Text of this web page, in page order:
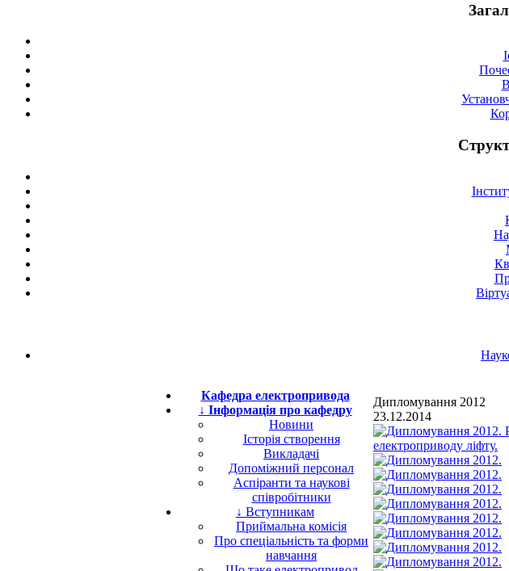
Кафедра електропривода
↓ Інформація про кафедру
Новини
Історія створення
Викладачі
Допоміжний персонал
Аспіранти та наукові
співробітники
↓ Вступникам
Приймальна комісія
Про спеціальність та форми
навчання
Дипломування 2012
23.12.2014